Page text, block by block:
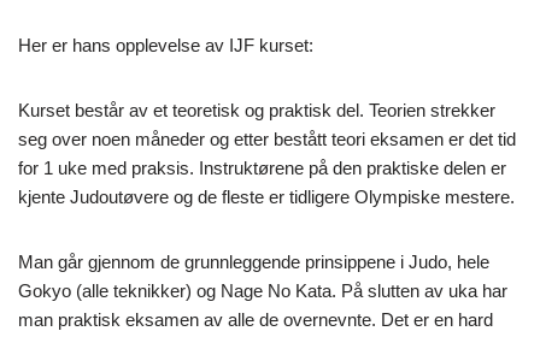
Her er hans opplevelse av IJF kurset:
Kurset består av et teoretisk og praktisk del. Teorien strekker
seg over noen måneder og etter bestått teori eksamen er det tid
for 1 uke med praksis. Instruktørene på den praktiske delen er
kjente Judoutøvere og de fleste er tidligere Olympiske mestere.
Man går gjennom de grunnleggende prinsippene i Judo, hele
Gokyo (alle teknikker) og Nage No Kata. På slutten av uka har
man praktisk eksamen av alle de overnevnte. Det er en hard